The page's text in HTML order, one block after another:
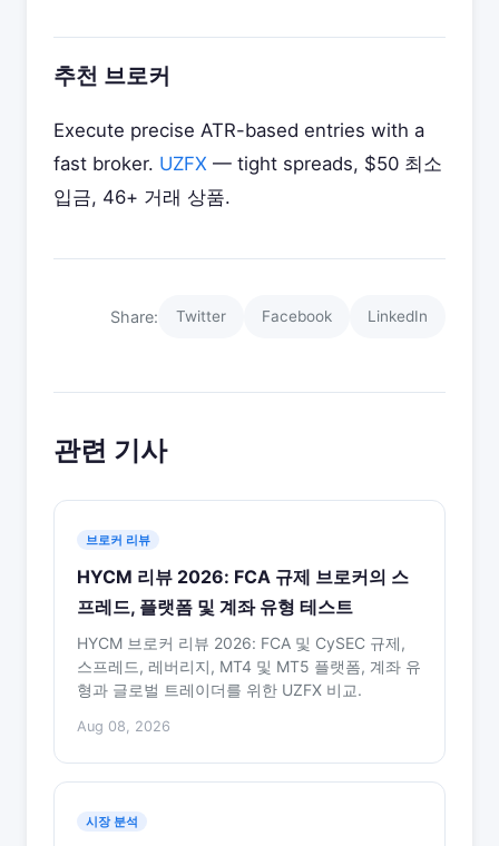
추천 브로커
Execute precise ATR-based entries with a
fast broker. UZFX — tight spreads, $50 최소
입금, 46+ 거래 상품.
Share: Twitter Facebook LinkedIn
관련 기사
브로커 리뷰
HYCM 리뷰 2026: FCA 규제 브로커의 스
프레드, 플랫폼 및 계좌 유형 테스트
HYCM 브로커 리뷰 2026: FCA 및 CySEC 규제,
스프레드, 레버리지, MT4 및 MT5 플랫폼, 계좌 유
형과 글로벌 트레이더를 위한 UZFX 비교.
Aug 08, 2026
시장 분석